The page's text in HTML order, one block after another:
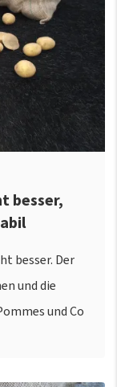
besser,
besser. Der
und die
und Co